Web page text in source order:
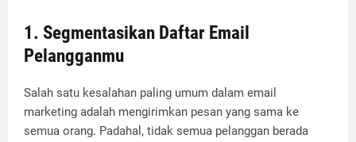
1. Segmentasikan Daftar Email
Pelangganmu
Salah satu kesalahan paling umum dalam email
marketing adalah mengirimkan pesan yang sama ke
semua orang. Padahal, tidak semua pelanggan berada